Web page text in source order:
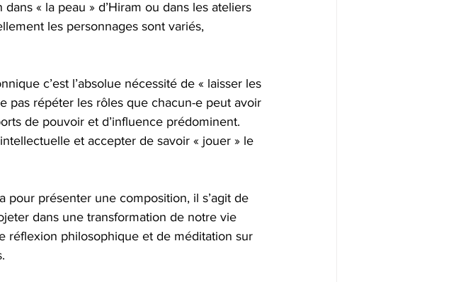
« la peau » d’Hiram ou dans les ateliers
les personnages sont variés,
c’est l’absolue nécessité de « laisser les
pas répéter les rôles que chacun-e peut avoir
de pouvoir et d’influence prédominent.
et accepter de savoir « jouer » le
pour présenter une composition, il s’agit de
dans une transformation de notre vie
réflexion philosophique et de méditation sur